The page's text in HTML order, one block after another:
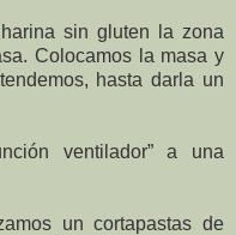
sin gluten la zona
Colocamos la masa y
hasta darla un
ventilador” a una
un cortapastas de